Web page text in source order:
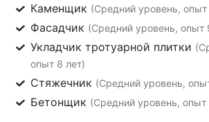
Каменщик (Средний уровень, опыт
Фасадчик (Средний уровень, опыт
Укладчик тротуарной плитки
опыт 8 лет)
Стяжечник (Средний уровень,
Бетонщик (Средний уровень, опыт